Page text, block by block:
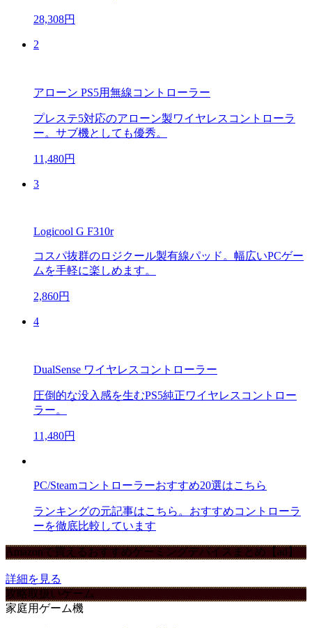
28,308円
2
アローン PS5用無線コントローラー
プレステ5対応のアローン製ワイヤレスコントローラ
ー。サブ機としても優秀。
11,480円
3
Logicool G F310r
コスパ抜群のロジクール製有線パッド。幅広いPCゲー
ムを手軽に楽しめます。
2,860円
4
DualSense ワイヤレスコントローラー
圧倒的な没入感を生むPS5純正ワイヤレスコントロー
ラー。
11,480円
PC/Steamコントローラーおすすめ20選はこちら
ランキングの元記事はこちら。おすすめコントローラ
ーを徹底比較しています
Amazonで買えるおすすめゲーミングデバイスまとめ【ad】
詳細を見る
攻略取扱いゲーム
家庭用ゲーム機